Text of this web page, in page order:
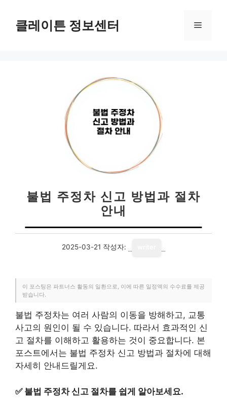
클레이튼 정보센터 메
불법 주정차 신고 방법과 절차
안내
2025-03-21 작성자:
이 포스팅은 파트너스 활동의 일환으로, 이에 따른 일정액의 수수료를 제공
받습니다.
불법 주정차는 여러 사람의 이동을 방해하고, 교통
사고의 원인이 될 수 있습니다. 따라서 효과적인 신
고 절차를 이해하고 활용하는 것이 중요합니다. 본
포스트에서는 불법 주정차 신고 방법과 절차에 대해
자세히 안내드릴게요.
✅ 불법 주정차 신고 절차를 쉽게 알아보세요.